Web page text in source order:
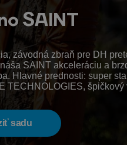
SAINT
závodná zbraň pre DH
SAINT akceleráciu a
Hlavné prednosti: super
TECHNOLOGIES,
sadu